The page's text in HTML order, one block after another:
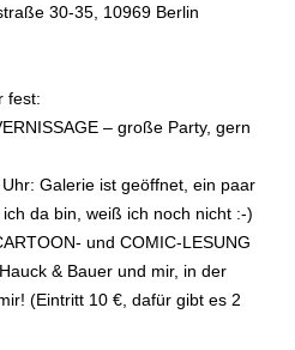
30-35, 10969 Berlin
fest:
– große Party, gern
Galerie ist geöffnet, ein paar
da bin, weiß ich noch nicht :-)
und COMIC-LESUNG
& Bauer und mir, in der
(Eintritt 10 €, dafür gibt es 2